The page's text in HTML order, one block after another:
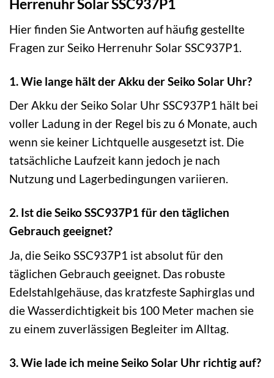
Herrenuhr Solar SSC937P1
Hier finden Sie Antworten auf häufig gestellte
Fragen zur Seiko Herrenuhr Solar SSC937P1.
1. Wie lange hält der Akku der Seiko Solar Uhr?
Der Akku der Seiko Solar Uhr SSC937P1 hält bei
voller Ladung in der Regel bis zu 6 Monate, auch
wenn sie keiner Lichtquelle ausgesetzt ist. Die
tatsächliche Laufzeit kann jedoch je nach
Nutzung und Lagerbedingungen variieren.
2. Ist die Seiko SSC937P1 für den täglichen
Gebrauch geeignet?
Ja, die Seiko SSC937P1 ist absolut für den
täglichen Gebrauch geeignet. Das robuste
Edelstahlgehäuse, das kratzfeste Saphirglas und
die Wasserdichtigkeit bis 100 Meter machen sie
zu einem zuverlässigen Begleiter im Alltag.
3. Wie lade ich meine Seiko Solar Uhr richtig auf?